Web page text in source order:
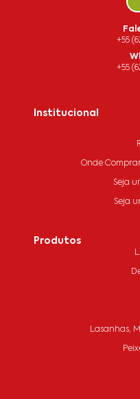
+55
+55
Institucional
Onde
Seja
Seja
Produtos
Lasanhas,